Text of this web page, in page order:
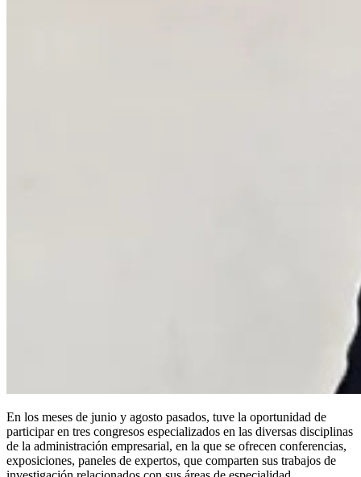
En los meses de junio y agosto pasados, tuve la oportunidad de
participar en tres congresos especializados en las diversas disciplinas
de la administración empresarial, en la que se ofrecen conferencias,
exposiciones, paneles de expertos, que comparten sus trabajos de